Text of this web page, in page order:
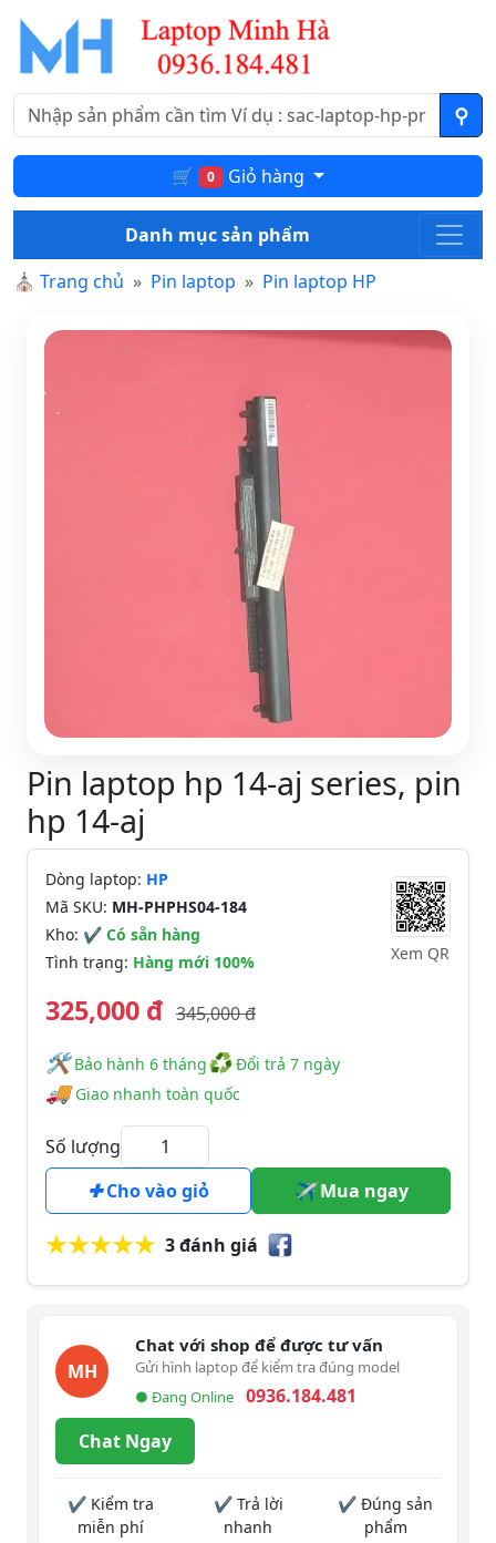
🛒 0 Giỏ hàng
Danh mục sản phẩm
⛪ Trang chủ Pin laptop Pin laptop HP
Pin laptop hp 14-aj series, pin
hp 14-aj
Dòng laptop: HP
Mã SKU: MH-PHPHS04-184
Kho: ✔ Có sẵn hàng
Tình trạng: Hàng mới 100% Xem QR
325,000 đ 345,000 đ
🛠️️ Bảo hành 6 tháng♻Đổi trả 7 ngày
🚚Giao nhanh toàn quốc
Số lượng
Cho vào giỏ
Mua ngay
3 đánh giá
MH
Chat với shop để được tư vấn
Gửi hình laptop để kiểm tra đúng model
● Đang Online
0936.184.481
Chat Ngay
✔ Kiểm tra
miễn phí
✔ Trả lời
nhanh
✔ Đúng sản
phẩm